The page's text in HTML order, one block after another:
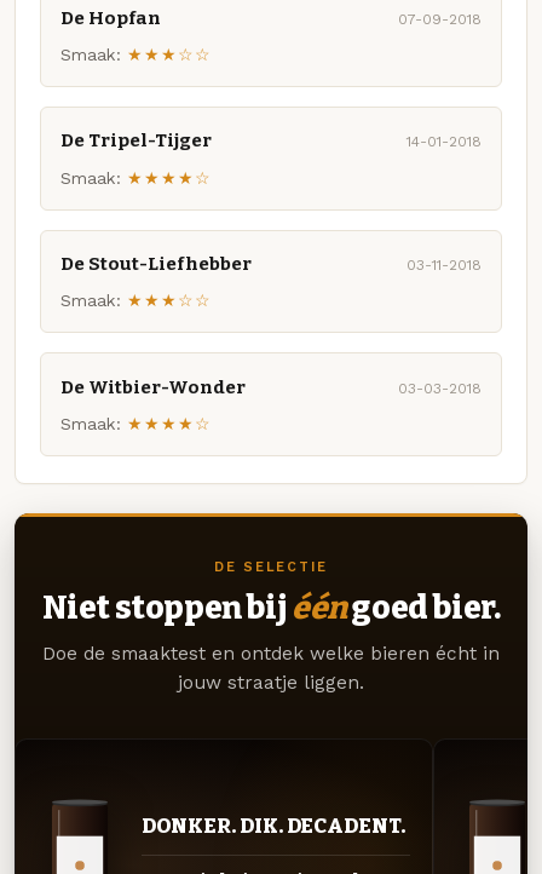
De Hopfan 07-09-2018
Smaak: ★★★☆☆
De Tripel-Tijger 14-01-2018
Smaak: ★★★★☆
De Stout-Liefhebber 03-11-2018
Smaak: ★★★☆☆
De Witbier-Wonder 03-03-2018
Smaak: ★★★★☆
DE SELECTIE
Niet stoppen bij ééngoed bier.
Doe de smaaktest en ontdek welke bieren écht in
jouw straatje liggen.
DONKER. DIK. DECADENT.